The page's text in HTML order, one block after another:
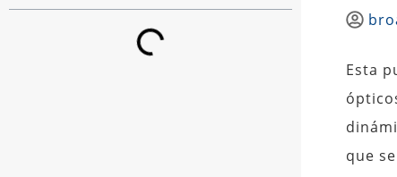
Esta
que